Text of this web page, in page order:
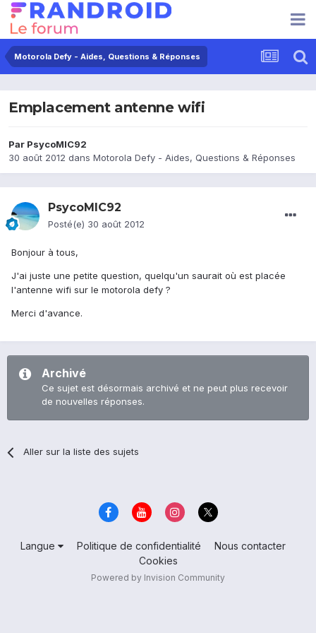
Motorola Defy - Aides, Questions & Réponses
Emplacement antenne wifi
Par PsycoMIC92
30 août 2012 dans Motorola Defy - Aides, Questions & Réponses
PsycoMIC92
Posté(e) 30 août 2012
Bonjour à tous,
J'ai juste une petite question, quelqu'un saurait où est placée
l'antenne wifi sur le motorola defy ?
Merci d'avance.
Archivé
Ce sujet est désormais archivé et ne peut plus recevoir
de nouvelles réponses.
Aller sur la liste des sujets
Langue Politique de confidentialité
Nous contacter
Cookies
Powered by Invision Community